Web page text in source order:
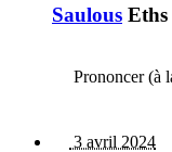
Saulous Eths
Prononcer (à
3 avril 2024